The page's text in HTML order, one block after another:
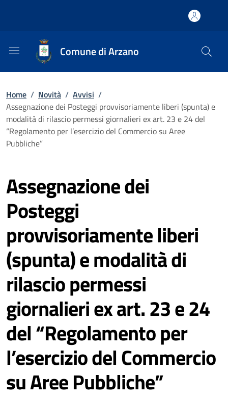
Comune di Arzano
Home / Novità / Avvisi /
Assegnazione dei Posteggi provvisoriamente liberi (spunta) e
modalità di rilascio permessi giornalieri ex art. 23 e 24 del
“Regolamento per l’esercizio del Commercio su Aree
Pubbliche”
Assegnazione dei
Posteggi
provvisoriamente liberi
(spunta) e modalità di
rilascio permessi
giornalieri ex art. 23 e 24
del “Regolamento per
l’esercizio del Commercio
su Aree Pubbliche”